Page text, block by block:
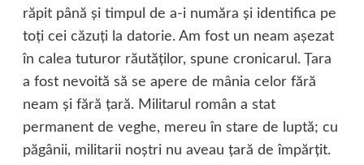
răpit până şi timpul de a-i număra şi identifica pe
toţi cei căzuţi la datorie. Am fost un neam aşezat
în calea tuturor răutăţilor, spune cronicarul. Ţara
a fost nevoită să se apere de mânia celor fără
neam şi fără ţară. Militarul român a stat
permanent de veghe, mereu în stare de luptă; cu
păgânii, militarii noştri nu aveau ţară de împărţit.